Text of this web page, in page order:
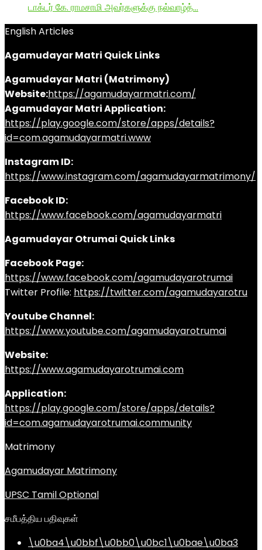
டாக்டர் கே. ராமசாமி அவர்களுக்கு நல்வாழ்த்…
English Articles
Agamudayar Matri Quick Links
Agamudayar Matri (Matrimony)
Website:https://agamudayarmatri.com/
Agamudayar Matri Application:
https://play.google.com/store/apps/details?
id=com.agamudayarmatri.www
Instagram ID:
https://www.instagram.com/agamudayarmatrimony/
Facebook ID:
https://www.facebook.com/agamudayarmatri
Agamudayar Otrumai Quick Links
Facebook Page:
https://www.facebook.com/agamudayarotrumai
Twitter Profile: https://twitter.com/agamudayarotru
Youtube Channel:
https://www.youtube.com/agamudayarotrumai
Website:
https://www.agamudayarotrumai.com
Application:
https://play.google.com/store/apps/details?
id=com.agamudayarotrumai.community
Matrimony
Agamudayar Matrimony
UPSC Tamil Optional
சமீபத்திய பதிவுகள்
\u0ba4\u0bbf\u0bb0\u0bc1\u0bae\u0ba3